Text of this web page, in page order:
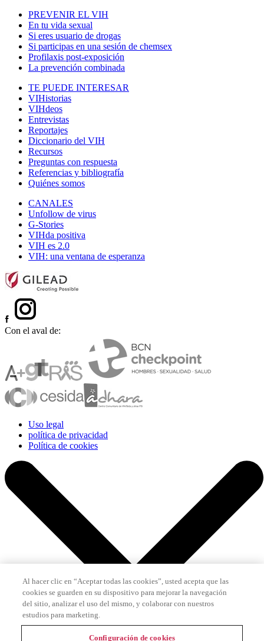
PREVENIR EL VIH
En tu vida sexual
Si eres usuario de drogas
Si participas en una sesión de chemsex
Profilaxis post-exposición
La prevención combinada
TE PUEDE INTERESAR
VIHistorias
VIHdeos
Entrevistas
Reportajes
Diccionario del VIH
Recursos
Preguntas con respuesta
Referencias y bibliografía
Quiénes somos
CANALES
Unfollow de virus
G-Stories
VIHda positiva
VIH es 2.0
VIH: una ventana de esperanza
Con el aval de:
Uso legal
política de privacidad
Política de cookies
Al hacer clic en “Aceptar todas las cookies”, usted acepta que las
cookies se guarden en su dispositivo para mejorar la navegación
del sitio, analizar el uso del mismo, y colaborar con nuestros
estudios para marketing.
Configuración de cookies